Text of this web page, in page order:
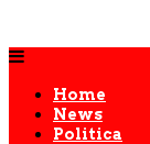
Home
News
Politica